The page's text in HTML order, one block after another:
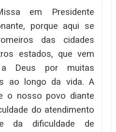
em Presidente
porque aqui se
das cidades
estados, que vem
a Deus por muitas
ao longo da vida. A
o nosso povo diante
do atendimento
da dificuldade de